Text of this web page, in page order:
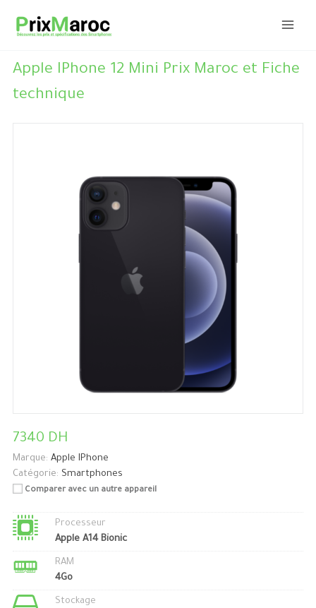
Apple IPhone 12 Mini Prix Maroc et Fiche
technique
7340 DH
Marque: Apple IPhone
Catégorie: Smartphones
Comparer avec un autre appareil
Processeur
Apple A14 Bionic
RAM
4Go
Stockage